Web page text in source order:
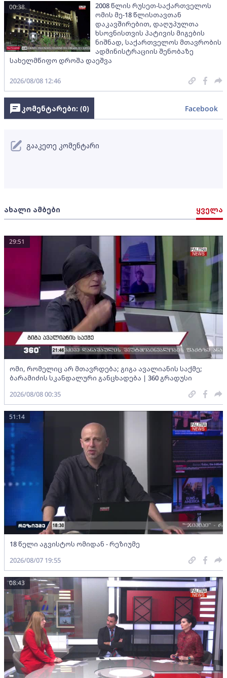
2008 წლის რუსეთ-საქართველოს
ომის მე-18 წლისთავთან
დაკავშირებით, დაღუპულთა
ხსოვნისთვის პატივის მიგების
ნიშნად, საქართველოს მთავრობის
ადმინისტრაციის შენობაზე
სახელმწიფო დროშა დაეშვა
00:38
2026/08/08 12:46
ახალი ამბები ყველა
ომი, რომელიც არ მთავრდება; გიგა ავალიანის საქმე;
ბარამიძის სკანდალური განცხადება | 360 გრადუსი
29:51
2026/08/08 00:35
18 წელი აგვისტოს ომიდან - რეზიუმე
51:14
2026/08/07 19:55
08:43
კომენტარები: (0) Facebook
გააკეთე კომენტარი